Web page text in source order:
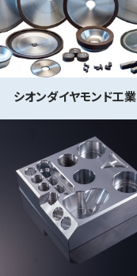
シオンダイヤモンド工業